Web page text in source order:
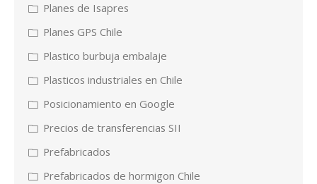
Planes de Isapres
Planes GPS Chile
Plastico burbuja embalaje
Plasticos industriales en Chile
Posicionamiento en Google
Precios de transferencias SII
Prefabricados
Prefabricados de hormigon Chile